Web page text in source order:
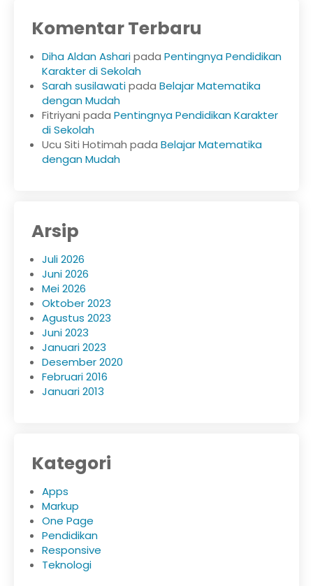
Komentar Terbaru
Diha Aldan Asharipada Pentingnya Pendidikan
Karakter di Sekolah
Sarah susilawatipada Belajar Matematika
dengan Mudah
Fitriyani pada Pentingnya Pendidikan Karakter
di Sekolah
Ucu Siti Hotimah pada Belajar Matematika
dengan Mudah
Arsip
Juli 2026
Juni 2026
Mei 2026
Oktober 2023
Agustus 2023
Juni 2023
Januari 2023
Desember 2020
Februari 2016
Januari 2013
Kategori
Apps
Markup
One Page
Pendidikan
Responsive
Teknologi